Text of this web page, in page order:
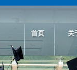
首页 关